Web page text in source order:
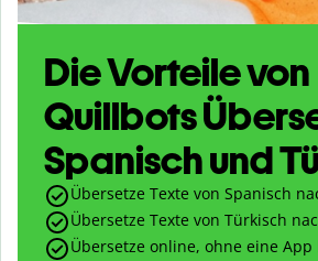
Die Vorteile von
Quillbots
Spanisch und
Übersetze Texte von Spanisch
Übersetze Texte von Türkisch
Übersetze online, ohne eine